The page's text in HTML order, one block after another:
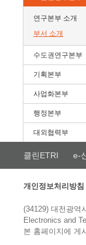
연구본부 소개
부서 소개
수도권연구본부
기획본부
사업화본부
행정본부
대외협력부
클린ETRI e-
개인정보처리방침
(34129) 대전광역
Electronics and
본 홈페이지에 게